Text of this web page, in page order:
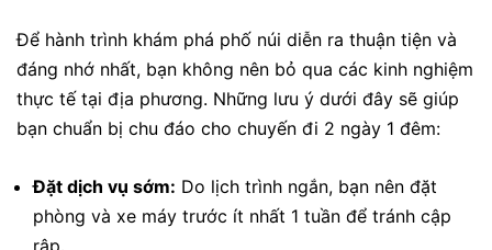
Để hành trình khám phá phố núi diễn ra thuận tiện và
đáng nhớ nhất, bạn không nên bỏ qua các kinh nghiệm
thực tế tại địa phương. Những lưu ý dưới đây sẽ giúp
bạn chuẩn bị chu đáo cho chuyến đi 2 ngày 1 đêm:
Đặt dịch vụ sớm: Do lịch trình ngắn, bạn nên đặt
phòng và xe máy trước ít nhất 1 tuần để tránh cập
rập.